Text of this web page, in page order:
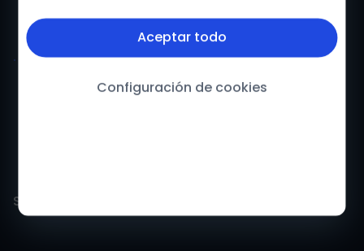
Aceptar todo
Configuración de cookies
Política de privacidad
Términos y condiciones
Síganos